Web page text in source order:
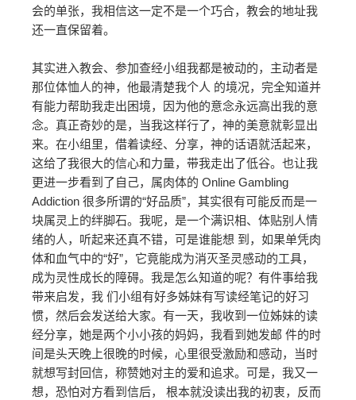
会的单张，我相信这一定不是一个巧合，教会的地址我
还一直保留着。
其实进入教会、参加查经小组我都是被动的，主动者是
那位体恤人的神，他最清楚我个人 的境况，完全知道并
有能力帮助我走出困境，因为他的意念永远高出我的意
念。真正奇妙的是，当我这样行了，神的美意就彰显出
来。在小组里，借着读经、分享，神的话语就活起来，
这给了我很大的信心和力量，带我走出了低谷。也让我
更进一步看到了自己，属肉体的 Online Gambling
Addiction 很多所谓的“好品质”，其实很有可能反而是一
块属灵上的绊脚石。我呢，是一个满识相、体贴别人情
绪的人，听起来还真不错，可是谁能想 到，如果单凭肉
体和血气中的“好”，它竟能成为消灭圣灵感动的工具，
成为灵性成长的障碍。我是怎么知道的呢？有件事给我
带来启发，我 们小组有好多姊妹有写读经笔记的好习
惯，然后会发送给大家。有一天，我收到一位姊妹的读
经分享，她是两个小小孩的妈妈，我看到她发邮 件的时
间是头天晚上很晚的时候，心里很受激励和感动，当时
就想写封回信，称赞她对主的爱和追求。可是，我又一
想，恐怕对方看到信后， 根本就没读出我的初衷，反而